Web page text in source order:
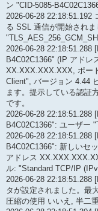
ン "CID-5085-
2026-06-28 22:18:51.192
る SSL 通信が開始され
2026-06-28 22:18:51.288
B4C02C1366" (IP アド
XX.XXX.XXX.XXX, ポー
Client", バージョン 4.44
ます。提示している認証
です。
2026-06-28 22:18:51.288
B4C02C1366": ユーザー
2026-06-28 22:18:51.288
B4C02C1366": 新しいセ
アドレス
ル: "Standard TCP/IP
2026-06-28 22:18:51.288
タが設定されました。最
圧縮の使用 いいえ, 半二